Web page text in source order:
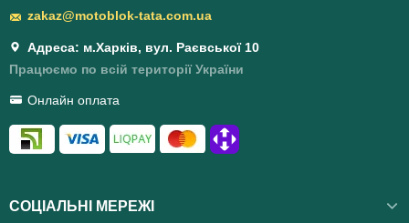
zakaz@motoblok-tata.com.ua
Адреса: м.Харків, вул. Раєвської 10
Працюємо по всій території України
Онлайн оплата
СОЦІАЛЬНІ МЕРЕЖІ